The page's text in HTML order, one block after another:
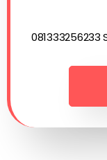
081333256233